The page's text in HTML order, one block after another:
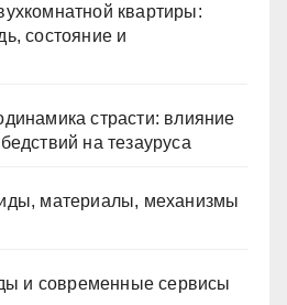
квартиры:
состояние и
страсти: влияние
на тезауруса
материалы, механизмы
и современные сервисы